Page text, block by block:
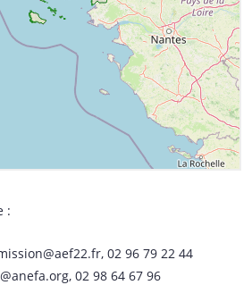
:
02 96 79 22 44
02 98 64 67 96